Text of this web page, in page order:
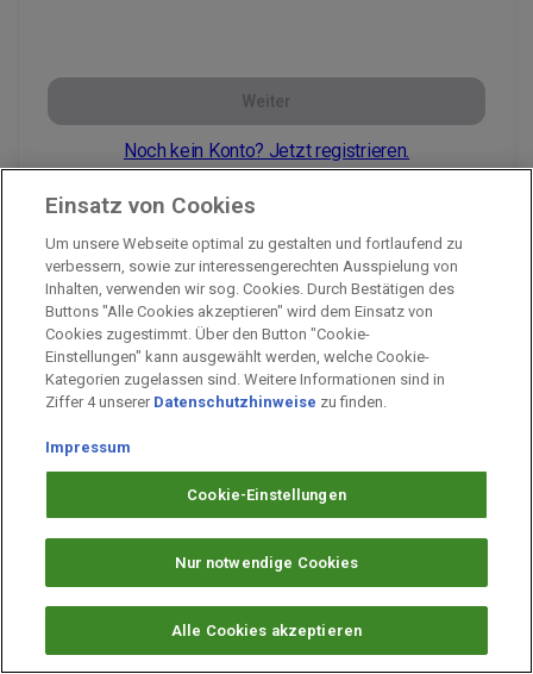
Weiter
Noch kein Konto? Jetzt registrieren.
Impressum
Unternehmen
Arbeiten bei PAYBACK
Fragen & Hilfe
Datenschutz
Cookie-Einstellungen
Einsatz von Cookies
Um unsere Webseite optimal zu gestalten und fortlaufend zu
verbessern, sowie zur interessengerechten Ausspielung von
Inhalten, verwenden wir sog. Cookies. Durch Bestätigen des
Buttons "Alle Cookies akzeptieren" wird dem Einsatz von
Cookies zugestimmt. Über den Button "Cookie-
Einstellungen" kann ausgewählt werden, welche Cookie-
Kategorien zugelassen sind. Weitere Informationen sind in
Ziffer 4 unserer Datenschutzhinweise zu finden.
Impressum
Cookie-Einstellungen
Nur notwendige Cookies
Alle Cookies akzeptieren